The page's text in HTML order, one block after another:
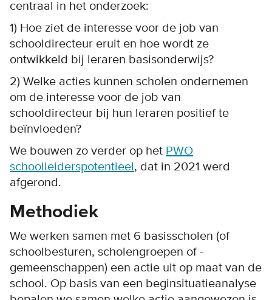
centraal in het onderzoek:
1) Hoe ziet de interesse voor de job van
schooldirecteur eruit en hoe wordt ze
ontwikkeld bij leraren basisonderwijs?
2) Welke acties kunnen scholen ondernemen
om de interesse voor de job van
schooldirecteur bij hun leraren positief te
beïnvloeden?
We bouwen zo verder op het PWO
schoolleiderspotentieel, dat in 2021 werd
afgerond.
Methodiek
We werken samen met 6 basisscholen (of
schoolbesturen, scholengroepen of -
gemeenschappen) een actie uit op maat van de
school. Op basis van een beginsituatieanalyse